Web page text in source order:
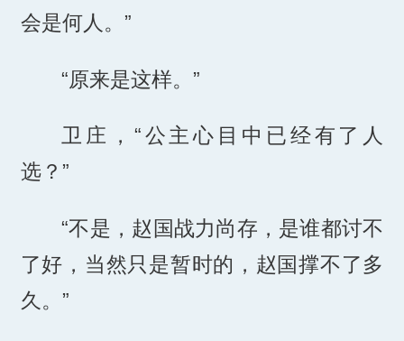
会是何人。”
“原来是这样。”
卫庄，“公主心目中已经有了人
选？”
“不是，赵国战力尚存，是谁都讨不
了好，当然只是暂时的，赵国撑不了多
久。”